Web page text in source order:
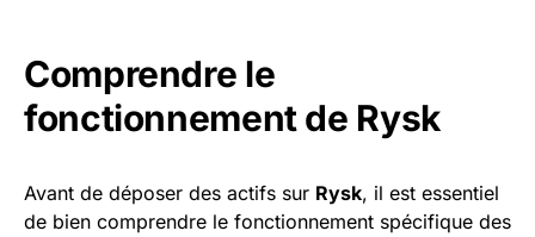
Comprendre le
fonctionnement de Rysk
Avant de déposer des actifs sur Rysk, il est essentiel
de bien comprendre le fonctionnement spécifique des